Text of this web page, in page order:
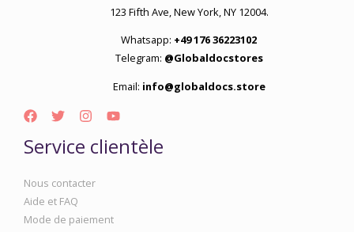
123 Fifth Ave, New York, NY 12004.
Whatsapp: +49 176 36223102
Telegram: @Globaldocstores
Email: info@globaldocs.store
Service clientèle
Nous contacter
Aide et FAQ
Mode de paiement